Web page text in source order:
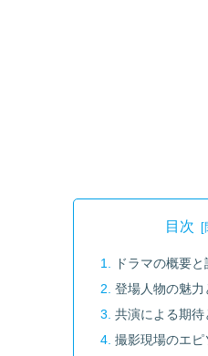
目次
ドラマの概要と
登場人物の魅力
共演による期待
撮影現場のエピ